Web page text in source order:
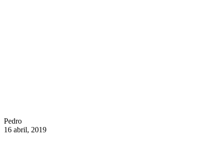
Pedro
16 abril, 2019